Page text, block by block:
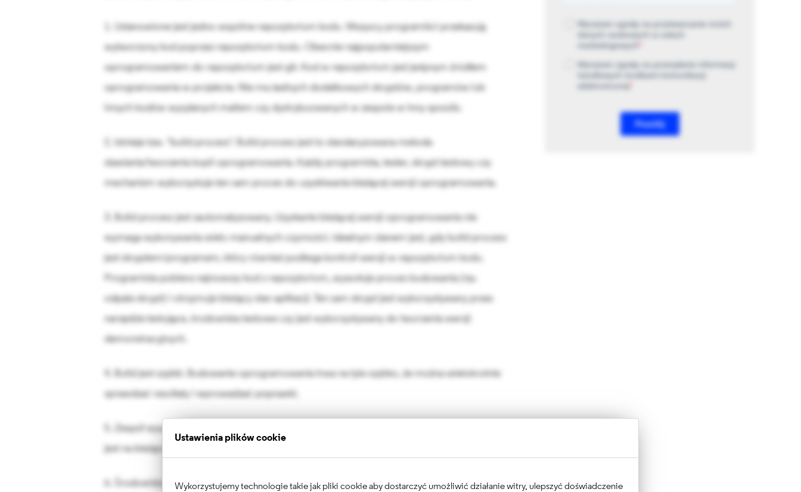
1. Ustanowione jest jedno wspólne repozytorium kodu. Wszyscy programiści przekazują
wytworzony kod poprzez repozytorium kodu. Obecnie najpopularniejszym
oprogramowaniem do repozytorium jest git. Kod w repozytorium jest jedynym źródłem
oprogramowania w projekcie. Nie ma żadnych dodatkowych skryptów, programów lub
innych kodów wysyłanych mailem czy dystrybuowanych w zespole w inny sposób.
2. Istnieje tzw. "build process". Build process jest to standaryzowana metoda
stawiania/tworzenia kopii oprogramowania. Każdy programista, tester, skrypt testowy czy
mechanizm wykorzystuje ten sam proces do uzyskiwania bieżącej wersji oprogramowania.
3. Build process jest zautomatyzowany. Uzyskanie bieżącej wersji oprogramowania nie
wymaga wykonywania wielu manualnych czynności. Idealnym stanem jest, gdy build process
jest skryptem/programem, który również podlega kontroli wersji w repozytorium kodu.
Programista pobiera najnowszy kod z repozytorium, wywołuje proces budowania (np.
odpala skrypt) i otrzymuje bieżący stan aplikacji. Ten sam skrypt jest wykorzystywany przez
narzędzia testujące, środowiska testowe czy jest wykorzystywany do tworzenia wersji
demonstracyjnych.
4. Build jest szybki. Budowanie oprogramowania trwa na tyle szybko, że można wielokrotnie
sprawdzać rezultaty i wprowadzać poprawki.
5. Zespół wysyła zmiany często, najlepiej codziennie lub kilka razy dziennie. Działający kod
jest na bieżąco wciągany na główną gałąź w systemie kontroli wersji.
6. Środowisko testowe powinno jak najbardziej odpowiadać w środowisku produkcyjnym.
Ustawienia plików cookie
Wykorzystujemy technologie takie jak pliki cookie aby dostarczyć umożliwić działanie witry, ulepszyć doświadczenie